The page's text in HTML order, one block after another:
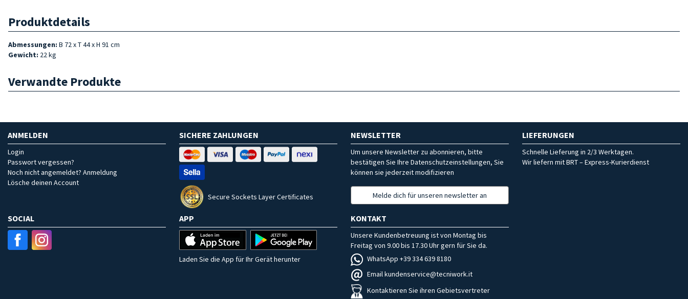
Produktdetails
Abmessungen: B 72 x T 44 x H 91 cm
Gewicht: 22 kg
Verwandte Produkte
ANMELDEN
Login
Passwort vergessen?
Noch nicht angemeldet? Anmeldung
Lösche deinen Account
SICHERE ZAHLUNGEN
Secure Sockets Layer Certificates
NEWSLETTER
Um unsere Newsletter zu abonnieren, bitte
bestätigen Sie Ihre Datenschutzeinstellungen, Sie
können sie jederzeit modifizieren
Melde dich für unseren newsletter an
LIEFERUNGEN
Schnelle Lieferung in 2/3 Werktagen.
Wir liefern mit BRT – Express-Kurierdienst
SOCIAL APP
Laden Sie die App für Ihr Gerät herunter
KONTAKT
Unsere Kundenbetreuung ist von Montag bis
Freitag von 9.00 bis 17.30 Uhr gern für Sie da.
WhatsApp +39 334 639 8180
Email kundenservice@tecniwork.it
Kontaktieren Sie ihren Gebietsvertreter